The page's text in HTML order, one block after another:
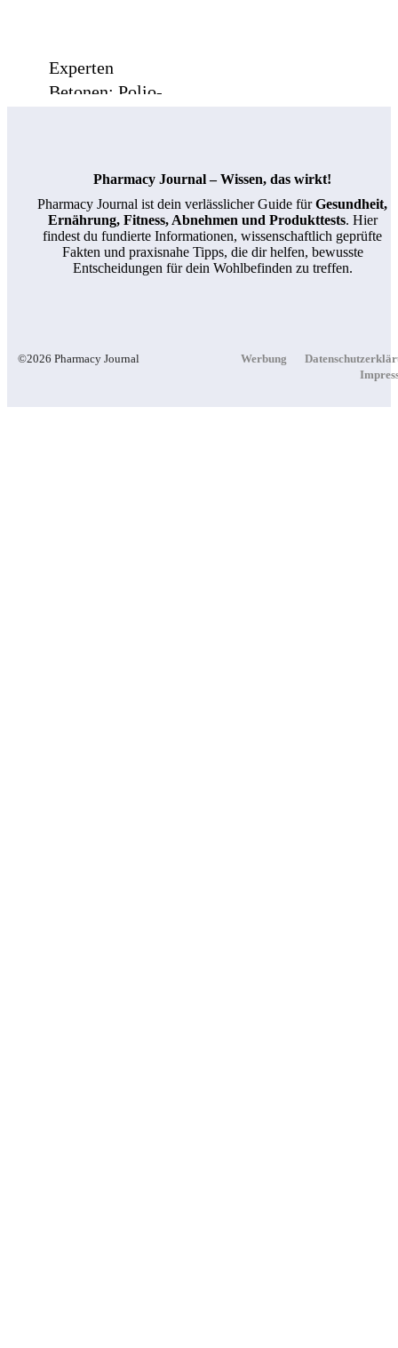
Experten
Betonen: Polio-
Prüfen
Lieferengpässe:
Für Apotheken
Pharmacy Journal – Wissen, das wirkt!
Pharmacy Journal ist dein verlässlicher Guide fürGesundheit,
Ernährung, Fitness, Abnehmen und Produkttests. Hier
findest du fundierte Informationen, wissenschaftlich geprüfte
Fakten und praxisnahe Tipps, die dir helfen, bewusste
Entscheidungen für dein Wohlbefinden zu treffen.
©2026 Pharmacy Journal Werbung